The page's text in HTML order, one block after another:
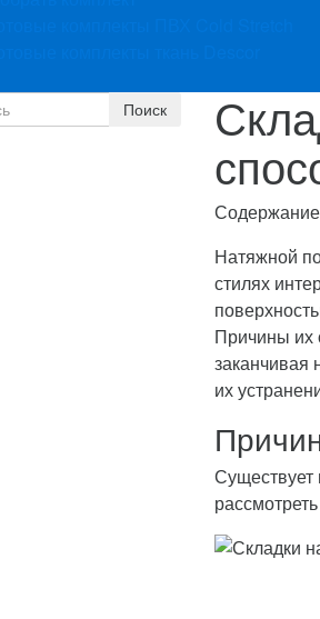
Содержание
Натяжной
стилях
Причины их
заканчивая
их
Существует